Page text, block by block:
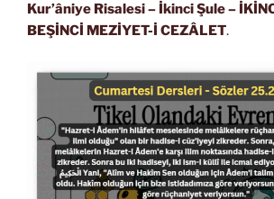
Kur’âniye Risalesi– İkinci Şule –
BEŞİNCİ MEZİYET-İ CEZÂLET.